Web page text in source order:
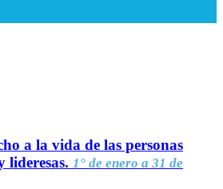
a la vida de las personas
lideresas. 1° de enero a 31 de